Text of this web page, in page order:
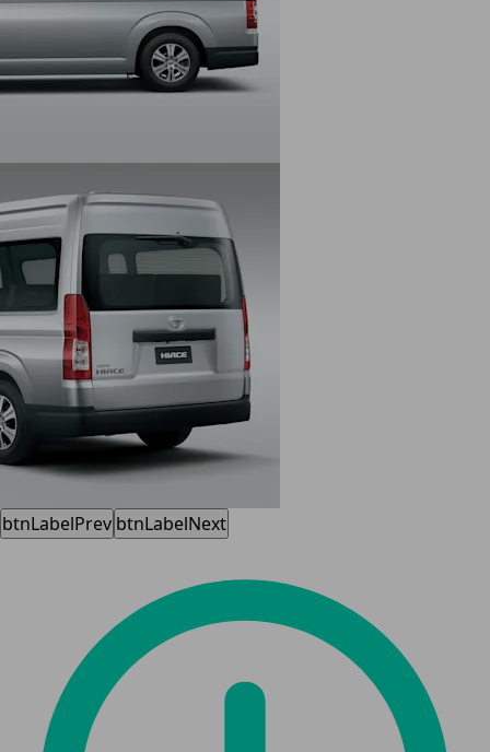
btnLabelPrev btnLabelNext